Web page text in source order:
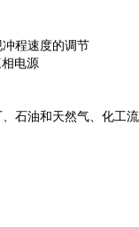
程速度的调节
相电源
石油和天然气、化